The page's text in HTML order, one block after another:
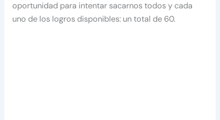
oportunidad para intentar sacarnos todos y cada
uno de los logros disponibles: un total de 60.